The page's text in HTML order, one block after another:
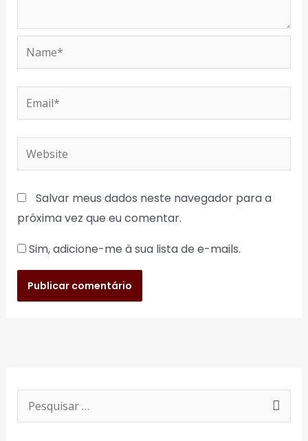
Name*
Email*
Website
Salvar meus dados neste navegador para a
próxima vez que eu comentar.
Sim, adicione-me à sua lista de e-mails.